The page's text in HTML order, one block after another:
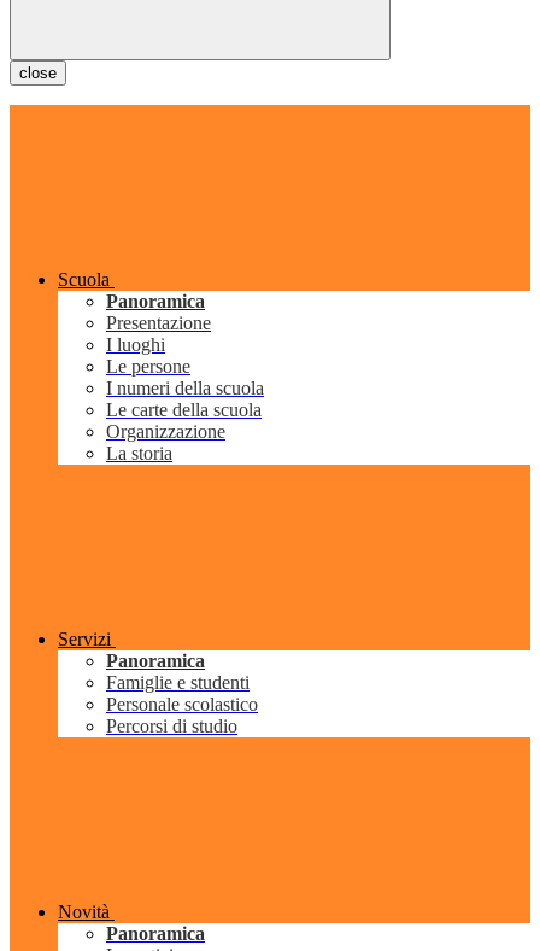
close
Scuola
Panoramica
Presentazione
I luoghi
Le persone
I numeri della scuola
Le carte della scuola
Organizzazione
La storia
Servizi
Panoramica
Famiglie e studenti
Personale scolastico
Percorsi di studio
Novità
Panoramica